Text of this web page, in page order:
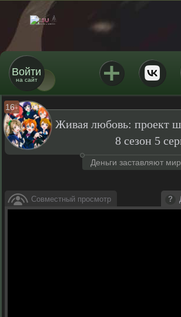
Войти
на сайт
16+
Живая любовь: проект
8 сезон 5
Деньги заставляют
Совместный просмотр